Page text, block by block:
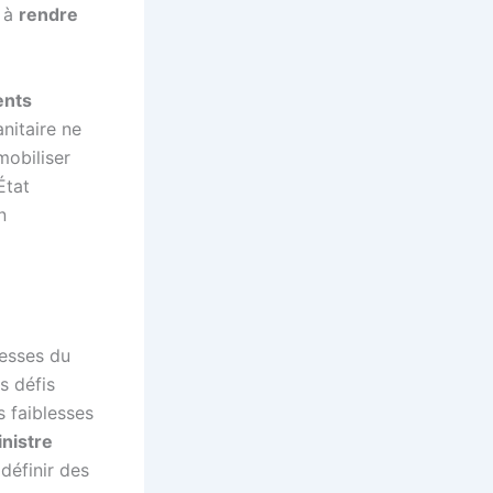
rendre
ne
du
défis
faiblesses
définir des